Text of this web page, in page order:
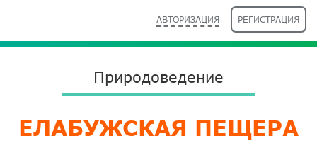
АВТОРИЗАЦИЯ РЕГИСТРАЦИЯ
Природоведение
ЕЛАБУЖСКАЯ ПЕЩЕРА